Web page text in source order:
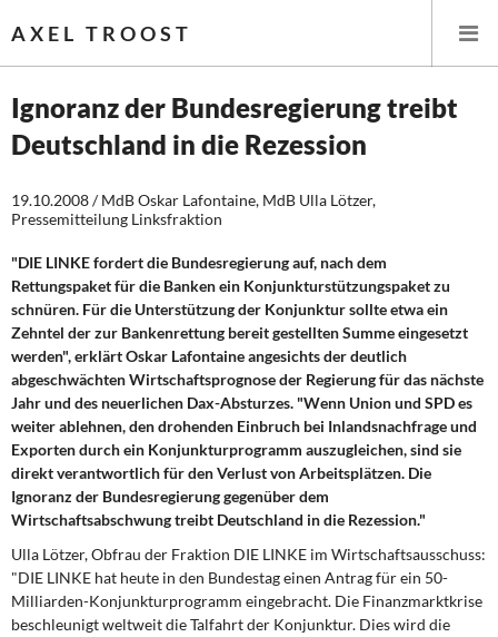
AXEL TROOST
Startseite
Themen
Leitlinien linker Wirtschafts- und Finanzpolitik
Wirtschaftspolitik
Steuer- und Finanzpolitik
Öffentliche Infrastruktur und Daseinsvorsorge
Eurokrise und Griechenland
DIE LINKE
Weitere Themen
Memo-Gruppe
Ignoranz der Bundesregierung treibt
Deutschland in die Rezession
19.10.2008 / MdB Oskar Lafontaine, MdB Ulla Lötzer,
Pressemitteilung Linksfraktion
"DIE LINKE fordert die Bundesregierung auf, nach dem
Rettungspaket für die Banken ein Konjunkturstützungspaket zu
schnüren. Für die Unterstützung der Konjunktur sollte etwa ein
Zehntel der zur Bankenrettung bereit gestellten Summe eingesetzt
werden", erklärt Oskar Lafontaine angesichts der deutlich
abgeschwächten Wirtschaftsprognose der Regierung für das nächste
Jahr und des neuerlichen Dax-Absturzes. "Wenn Union und SPD es
weiter ablehnen, den drohenden Einbruch bei Inlandsnachfrage und
Exporten durch ein Konjunkturprogramm auszugleichen, sind sie
direkt verantwortlich für den Verlust von Arbeitsplätzen. Die
Ignoranz der Bundesregierung gegenüber dem
Wirtschaftsabschwung treibt Deutschland in die Rezession."
Ulla Lötzer, Obfrau der Fraktion DIE LINKE im Wirtschaftsausschuss:
"DIE LINKE hat heute in den Bundestag einen Antrag für ein 50-
Milliarden-Konjunkturprogramm eingebracht. Die Finanzmarktkrise
beschleunigt weltweit die Talfahrt der Konjunktur. Dies wird die